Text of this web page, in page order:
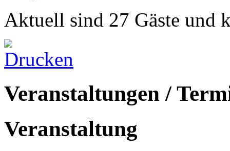
Aktuell sind 27 Gäste und
Veranstaltungen /
Veranstaltung